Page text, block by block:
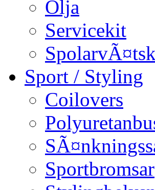
Olja
Servicekit
Sport / Styling
Coilovers
Sportbromsar